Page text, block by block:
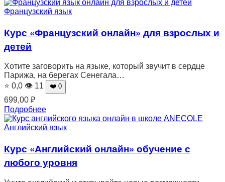
Французский язык
Курс «Французский онлайн» для взрослых и
детей
Хотите заговорить на языке, который звучит в сердце
Парижа, на берегах Сенегала…
⭐ 0,0 👁 11 ❤️ 0
699,00 ₽
Подробнее
Английский язык
Курс «Английский онлайн» обучение с
любого уровня